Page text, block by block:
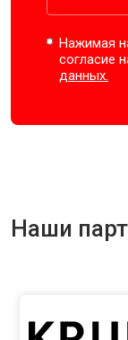
Нажимая
согласие
данных.
Наши